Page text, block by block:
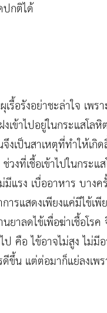
ปกติได้
อรังอย่าชะล่าใจ เพรา
เข้าไปอยู่ในกระแสโลหิ
งเป็นสาเหตุที่ทำให้เกิ
วงที่เชื้อเข้าไปในกระ
แรง เบื่ออาหาร บางค
รแสดงเพียงแค่มีไข้เพี
ยาลดไข้เพื่อฆ่าเชื้อโรค
คือ ไข้อาจไม่สูง ไม่มี
ขึ้น แต่ต่อมาก็แย่ลงเพ